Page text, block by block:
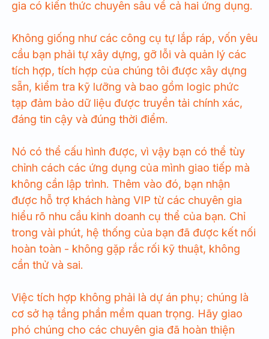
gia có kiến thức chuyên sâu về cả hai ứng dụng.
Không giống như các công cụ tự lắp ráp, vốn yêu
cầu bạn phải tự xây dựng, gỡ lỗi và quản lý các
tích hợp, tích hợp của chúng tôi được xây dựng
sẵn, kiểm tra kỹ lưỡng và bao gồm logic phức
tạp đảm bảo dữ liệu được truyền tải chính xác,
đáng tin cậy và đúng thời điểm.
Nó có thể cấu hình được, vì vậy bạn có thể tùy
chỉnh cách các ứng dụng của mình giao tiếp mà
không cần lập trình. Thêm vào đó, bạn nhận
được hỗ trợ khách hàng VIP từ các chuyên gia
hiểu rõ nhu cầu kinh doanh cụ thể của bạn. Chỉ
trong vài phút, hệ thống của bạn đã được kết nối
hoàn toàn - không gặp rắc rối kỹ thuật, không
cần thử và sai.
Việc tích hợp không phải là dự án phụ; chúng là
cơ sở hạ tầng phần mềm quan trọng. Hãy giao
phó chúng cho các chuyên gia đã hoàn thiện